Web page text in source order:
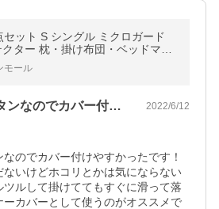
セット S シングル ミクロガード
ター 枕・掛け布団・ベッドマッ
イジン 帝人グループ企業
ニ生地使用
モール
布団止める所がボタンなのでカバー付けや… 2022/6/12
のでカバー付けやすかったです！
ないけどホコリとかは気にならない
ルして掛けててもすぐに滑って落
カバーとして使うのがオススメで